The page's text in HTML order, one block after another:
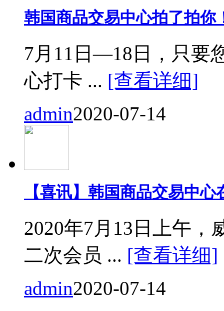
韩国商品交易中心拍了拍你
7月11日—18日，只要
心打卡 ... [查看详细]
admin2020-07-14
【喜讯】韩国商品交易中
2020年7月13日上午，
二次会员 ... [查看详细]
admin2020-07-14